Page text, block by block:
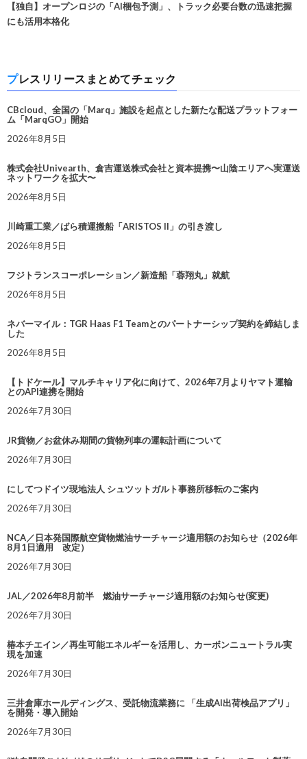
【独自】オープンロジの「AI梱包予測」、トラック必要台数の迅速把握
にも活用本格化
プレスリリースまとめてチェック
CBcloud、全国の「Marq」施設を起点とした新たな配送プラットフォー
ム「MarqGO」開始
2026年8月5日
株式会社Univearth、倉吉運送株式会社と資本提携〜山陰エリアへ実運送
ネットワークを拡大〜
2026年8月5日
川崎重工業／ばら積運搬船「ARISTOS II」の引き渡し
2026年8月5日
フジトランスコーポレーション／新造船「蓉翔丸」就航
2026年8月5日
ネバーマイル：TGR Haas F1 Teamとのパートナーシップ契約を締結しま
した
2026年8月5日
【トドケール】マルチキャリア化に向けて、2026年7月よりヤマト運輸
とのAPI連携を開始
2026年7月30日
JR貨物／お盆休み期間の貨物列車の運転計画について
2026年7月30日
にしてつドイツ現地法人 シュツットガルト事務所移転のご案内
2026年7月30日
NCA／日本発国際航空貨物燃油サーチャージ適用額のお知らせ（2026年
8月1日適用 改定）
2026年7月30日
JAL／2026年8月前半 燃油サーチャージ適用額のお知らせ(変更)
2026年7月30日
椿本チエイン／再生可能エネルギーを活用し、カーボンニュートラル実
現を加速
2026年7月30日
三井倉庫ホールディングス、受託物流業務に 「生成AI出荷検品アプリ」
を開発・導入開始
2026年7月30日